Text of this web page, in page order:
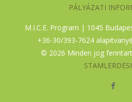
PÁLYÁZATI
M.I.C.E. Program | 1045
+36-30/393-7624
© 2026 Minden jog